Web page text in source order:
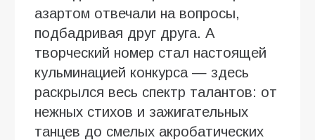
азартом отвечали на вопросы,
подбадривая друг друга. А
творческий номер стал настоящей
кульминацией конкурса — здесь
раскрылся весь спектр талантов: от
нежных стихов и зажигательных
танцев до смелых акробатических